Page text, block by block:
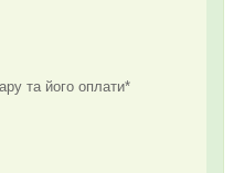
та його оплати*